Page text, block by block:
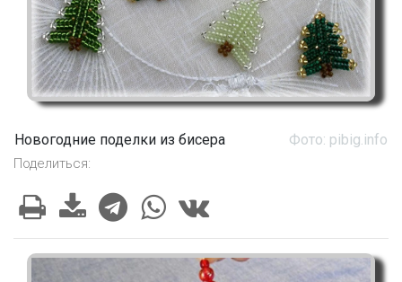
Новогодние поделки из бисера Фото: pibig.info
Поделиться: